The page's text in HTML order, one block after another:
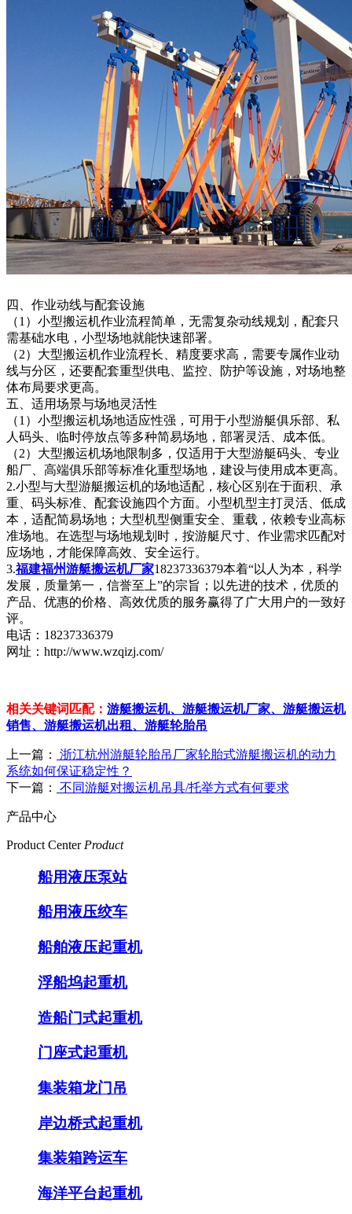
四、作业动线与配套设施
（1）小型搬运机作业流程简单，无需复杂动线规划，配套只
需基础水电，小型场地就能快速部署。
（2）大型搬运机作业流程长、精度要求高，需要专属作业动
线与分区，还要配套重型供电、监控、防护等设施，对场地整
体布局要求更高。
五、适用场景与场地灵活性
（1）小型搬运机场地适应性强，可用于小型游艇俱乐部、私
人码头、临时停放点等多种简易场地，部署灵活、成本低。
（2）大型搬运机场地限制多，仅适用于大型游艇码头、专业
船厂、高端俱乐部等标准化重型场地，建设与使用成本更高。
2.小型与大型游艇搬运机的场地适配，核心区别在于面积、承
重、码头标准、配套设施四个方面。小型机型主打灵活、低成
本，适配简易场地；大型机型侧重安全、重载，依赖专业高标
准场地。在选型与场地规划时，按游艇尺寸、作业需求匹配对
应场地，才能保障高效、安全运行。
3.福建福州游艇搬运机厂家18237336379本着“以人为本，科学
发展，质量第一，信誉至上”的宗旨；以先进的技术，优质的
产品、优惠的价格、高效优质的服务赢得了广大用户的一致好
评。
电话：18237336379
网址：http://www.wzqizj.com/
相关关键词匹配： 游艇搬运机、游艇搬运机厂家、游艇搬运机
销售、游艇搬运机出租、游艇轮胎吊
上一篇：
浙江杭州游艇轮胎吊厂家轮胎式游艇搬运机的动力
系统如何保证稳定性？
下一篇：
不同游艇对搬运机吊具/托举方式有何要求
产品中心
Product Center Product
船用液压泵站
船用液压绞车
船舶液压起重机
浮船坞起重机
造船门式起重机
门座式起重机
集装箱龙门吊
岸边桥式起重机
集装箱跨运车
海洋平台起重机